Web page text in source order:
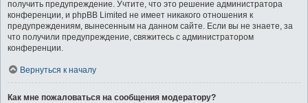
получить предупреждение. Учтите, что это решение администратора
конференции, и phpBB Limited не имеет никакого отношения к
предупреждениям, вынесенным на данном сайте. Если вы не знаете, за
что получили предупреждение, свяжитесь с администратором
конференции.
Вернуться к началу
Как мне пожаловаться на сообщения модератору?